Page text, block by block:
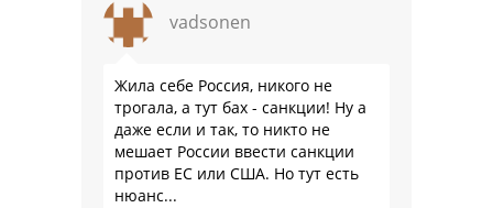
vadsonen
Жила себе Россия, никого не
трогала, а тут бах - санкции! Ну а
даже если и так, то никто не
мешает России ввести санкции
против ЕС или США. Но тут есть
нюанс...